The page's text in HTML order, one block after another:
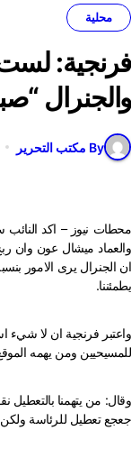
محلية
فرنجية: لست
والجنرال
By مكتب التحرير
محطات نيوز – اكد النائب سليمان فرنجية من الرابية ان المعركة واحدة نخوضها
والعماد ميشال عون وان
يطمئننا.
واعتبر فرنجية ان لا
للمسيحيين ومن يهمه
وقال: من يتهمنا بالتعطيل
جعجع تعطيل للرئاسة ولكن